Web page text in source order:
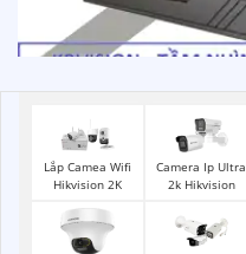
Lắp Camea Wifi
Hikvision 2K
Camera Ip Ultra
2k Hikvision